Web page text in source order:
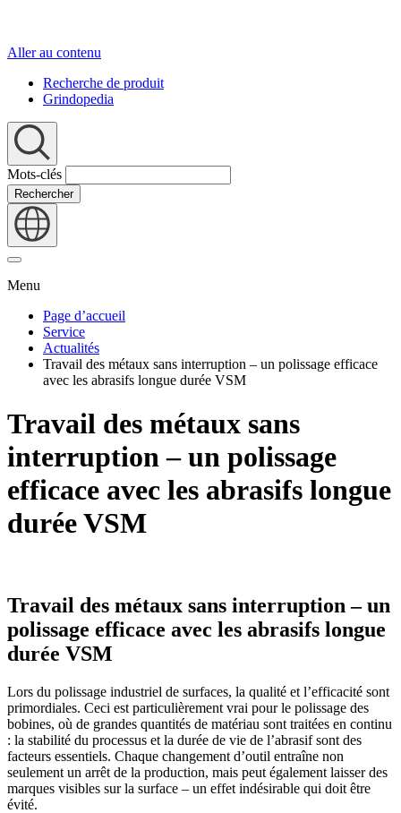
Aller au contenu
Recherche de produit
Grindopedia
Mots-clés
Rechercher
Menu
Page d’accueil
Service
Actualités
Travail des métaux sans interruption – un polissage efficace
avec les abrasifs longue durée VSM
Travail des métaux sans
interruption – un polissage
efficace avec les abrasifs longue
durée VSM
Travail des métaux sans interruption – un
polissage efficace avec les abrasifs longue
durée VSM
Lors du polissage industriel de surfaces, la qualité et l’efficacité sont
primordiales. Ceci est particulièrement vrai pour le polissage des
bobines, où de grandes quantités de matériau sont traitées en continu
: la stabilité du processus et la durée de vie de l’abrasif sont des
facteurs essentiels. Chaque changement d’outil entraîne non
seulement un arrêt de la production, mais peut également laisser des
marques visibles sur la surface – un effet indésirable qui doit être
évité.